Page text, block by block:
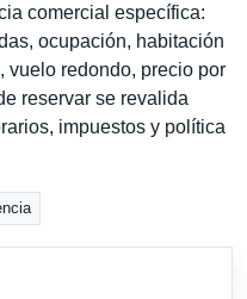
comercial específica:
ocupación, habitación
vuelo redondo, precio por
reservar se revalida
impuestos y política